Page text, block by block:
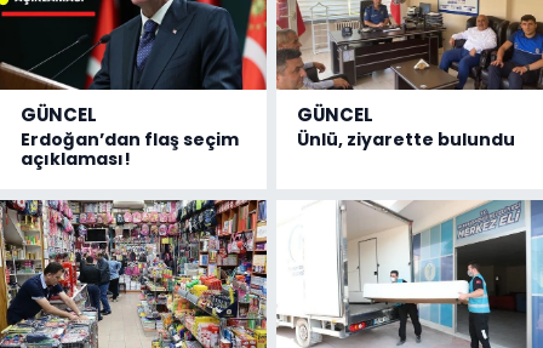
GÜNCEL
Erdoğan’dan flaş seçim
açıklaması!
GÜNCEL
Ünlü, ziyarette bulundu